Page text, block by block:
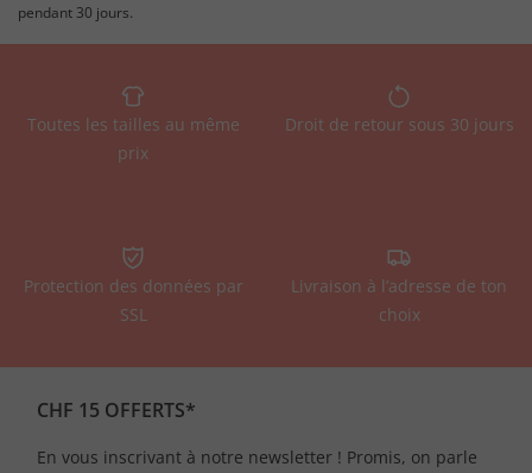
pendant 30 jours.
Toutes les tailles au même
prix
Droit de retour sous 30 jours
Protection des données par
SSL
Livraison à l’adresse de ton
choix
CHF 15 OFFERTS*
En vous inscrivant à notre newsletter ! Promis, on parle